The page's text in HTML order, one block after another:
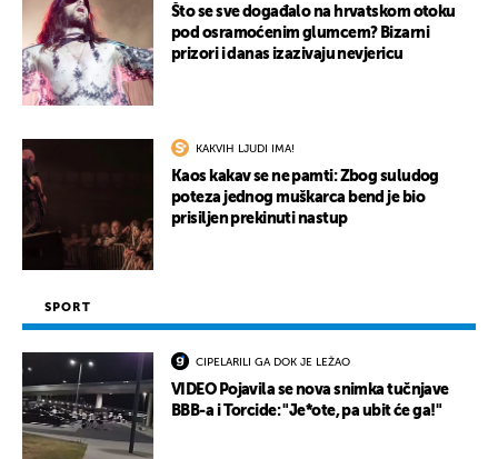
Što se sve događalo na hrvatskom otoku
pod osramoćenim glumcem? Bizarni
prizori i danas izazivaju nevjericu
KAKVIH LJUDI IMA!
Kaos kakav se ne pamti: Zbog suludog
poteza jednog muškarca bend je bio
prisiljen prekinuti nastup
SPORT
CIPELARILI GA DOK JE LEŽAO
VIDEO Pojavila se nova snimka tučnjave
BBB-a i Torcide: "Je*ote, pa ubit će ga!"